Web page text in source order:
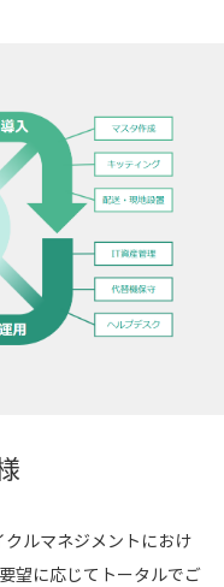
クルマネジメントにおけ
望に応じてトータルでご